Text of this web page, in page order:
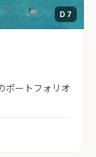
D 7
ポートフォリオ